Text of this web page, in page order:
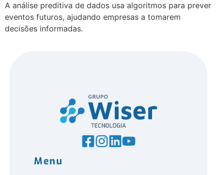
A análise preditiva de dados usa algoritmos para prever
eventos futuros, ajudando empresas a tomarem
decisões informadas.
Menu